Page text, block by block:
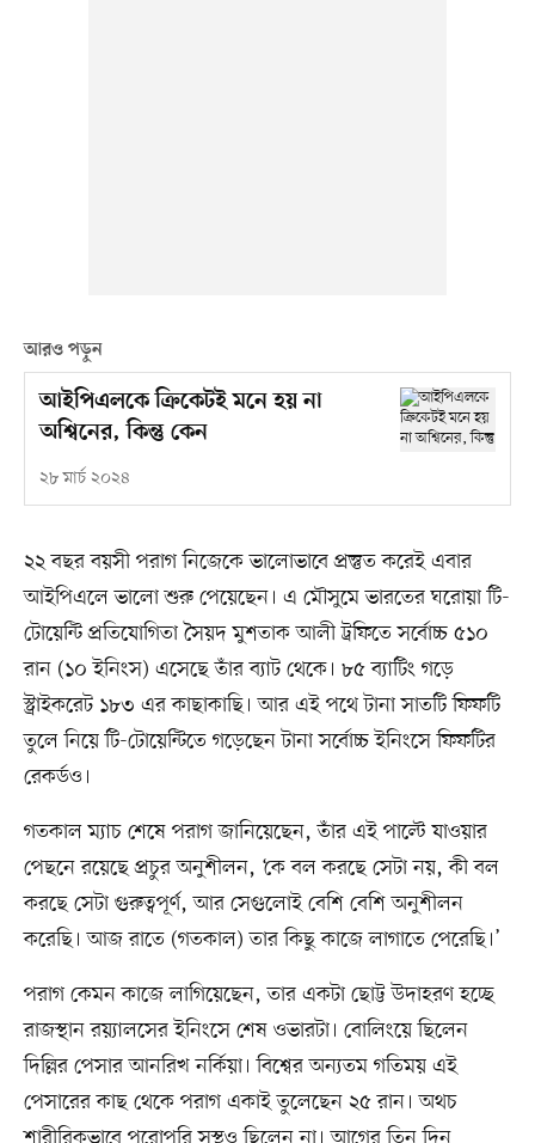
আরও পড়ুন
আইপিএলকে ক্রিকেটই মনে হয় না
অশ্বিনের, কিন্তু কেন
২৮ মার্চ ২০২৪
২২ বছর বয়সী পরাগ নিজেকে ভালোভাবে প্রস্তুত করেই এবার
আইপিএলে ভালো শুরু পেয়েছেন। এ মৌসুমে ভারতের ঘরোয়া টি-
টোয়েন্টি প্রতিযোগিতা সৈয়দ মুশতাক আলী ট্রফিতে সর্বোচ্চ ৫১০
রান (১০ ইনিংস) এসেছে তাঁর ব্যাট থেকে। ৮৫ ব্যাটিং গড়ে
স্ট্রাইকরেট ১৮৩ এর কাছাকাছি। আর এই পথে টানা সাতটি ফিফটি
তুলে নিয়ে টি-টোয়েন্টিতে গড়েছেন টানা সর্বোচ্চ ইনিংসে ফিফটির
রেকর্ডও।
গতকাল ম্যাচ শেষে পরাগ জানিয়েছেন, তাঁর এই পাল্টে যাওয়ার
পেছনে রয়েছে প্রচুর অনুশীলন, ‘কে বল করছে সেটা নয়, কী বল
করছে সেটা গুরুত্বপূর্ণ, আর সেগুলোই বেশি বেশি অনুশীলন
করেছি। আজ রাতে (গতকাল) তার কিছু কাজে লাগাতে পেরেছি।’
পরাগ কেমন কাজে লাগিয়েছেন, তার একটা ছোট্ট উদাহরণ হচ্ছে
রাজস্থান রয়্যালসের ইনিংসে শেষ ওভারটা। বোলিংয়ে ছিলেন
দিল্লির পেসার আনরিখ নর্কিয়া। বিশ্বের অন্যতম গতিময় এই
পেসারের কাছ থেকে পরাগ একাই তুলেছেন ২৫ রান। অথচ